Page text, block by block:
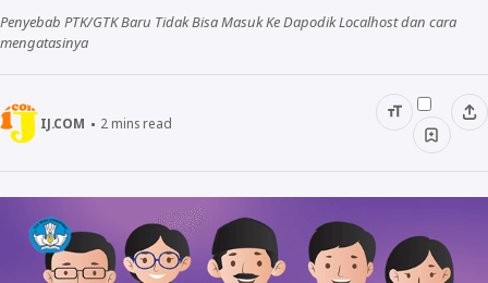
Dapodikdasmen
Info GTK
BOS dan PIP
Penyebab PTK/GTK Baru Tidak Bisa Masuk Ke Dapodik Localhost dan cara
mengatasinya
IJ.COM 2 mins read